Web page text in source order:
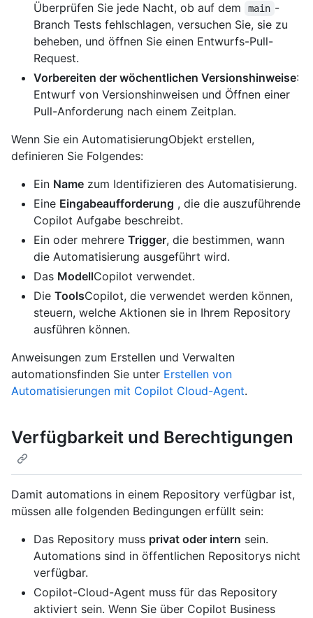
Überprüfen Sie jede Nacht, ob auf dem
main -
Branch Tests fehlschlagen, versuchen Sie, sie zu
beheben, und öffnen Sie einen Entwurfs-Pull-
Request.
Vorbereiten der wöchentlichen Versionshinweise:
Entwurf von Versionshinweisen und Öffnen einer
Pull-Anforderung nach einem Zeitplan.
Wenn Sie ein AutomatisierungObjekt erstellen,
definieren Sie Folgendes:
Ein Name zum Identifizieren des Automatisierung.
Eine Eingabeaufforderung , die die auszuführende
Copilot Aufgabe beschreibt.
Ein oder mehrere Trigger, die bestimmen, wann
die Automatisierung ausgeführt wird.
Das ModellCopilot verwendet.
Die ToolsCopilot, die verwendet werden können,
steuern, welche Aktionen sie in Ihrem Repository
ausführen können.
Anweisungen zum Erstellen und Verwalten
automationsfinden Sie unter Erstellen von
Automatisierungen mit Copilot Cloud-Agent.
Verfügbarkeit und Berechtigungen
Damit automations in einem Repository verfügbar ist,
müssen alle folgenden Bedingungen erfüllt sein:
Das Repository muss privat oder intern sein.
Automations sind in öffentlichen Repositorys nicht
verfügbar.
Copilot-Cloud-Agent muss für das Repository
aktiviert sein. Wenn Sie über Copilot Business